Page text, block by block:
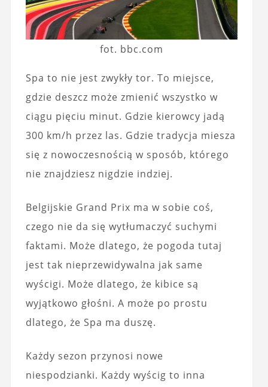
fot. bbc.com
Spa to nie jest zwykły tor. To miejsce,
gdzie deszcz może zmienić wszystko w
ciągu pięciu minut. Gdzie kierowcy jadą
300 km/h przez las. Gdzie tradycja miesza
się z nowoczesnością w sposób, którego
nie znajdziesz nigdzie indziej.
Belgijskie Grand Prix ma w sobie coś,
czego nie da się wytłumaczyć suchymi
faktami. Może dlatego, że pogoda tutaj
jest tak nieprzewidywalna jak same
wyścigi. Może dlatego, że kibice są
wyjątkowo głośni. A może po prostu
dlatego, że Spa ma duszę.
Każdy sezon przynosi nowe
niespodzianki. Każdy wyścig to inna